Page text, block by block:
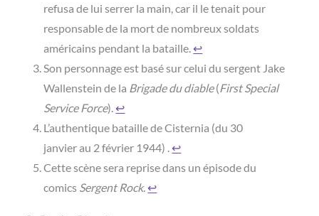
refusa de lui serrer la main, car il le tenait pour
responsable de la mort de nombreux soldats
américains pendant la bataille. ↩︎
Son personnage est basé sur celui du sergent Jake
Wallenstein de la Brigade du diable(First Special
Service Force). ↩︎
L’authentique bataille de Cisternia (du 30
janvier au 2 février 1944) . ↩︎
Cette scène sera reprise dans un épisode du
comics Sergent Rock. ↩︎